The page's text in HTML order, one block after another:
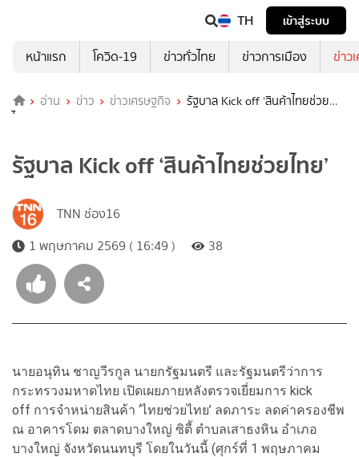
TH
เข้าสู่ระบบ
หน้าแรก
โควิด-19 ข่าวทั่วไทย ข่าวการเมือง ข่าว
อ่าน ข่าว ข่าวเศรษฐกิจ
รัฐบาล Kick off ‘สินค้าไทยช่วย
ไทย’
รัฐบาล Kick off ‘สินค้าไทยช่วยไทย’
TNN ช่อง16
1 พฤษภาคม 2569 ( 16:49 )
38
นายอนุทิน ชาญวีรกูล นายกรัฐมนตรี และรัฐมนตรีว่าการ
กระทรวงมหาดไทย เปิดเผยภายหลังตรวจเยี่ยมการ kick
off การจำหน่ายสินค้า ‘ไทยช่วยไทย’ ลดภาระ ลดค่าครองชีพ
ณ อาคารโดม ตลาดบางใหญ่ ซิตี้ ตำบลเสาธงหิน อำเภอ
บางใหญ่ จังหวัดนนทบุรี โดยในวันนี้ (ศุกร์ที่ 1 พฤษภาคม